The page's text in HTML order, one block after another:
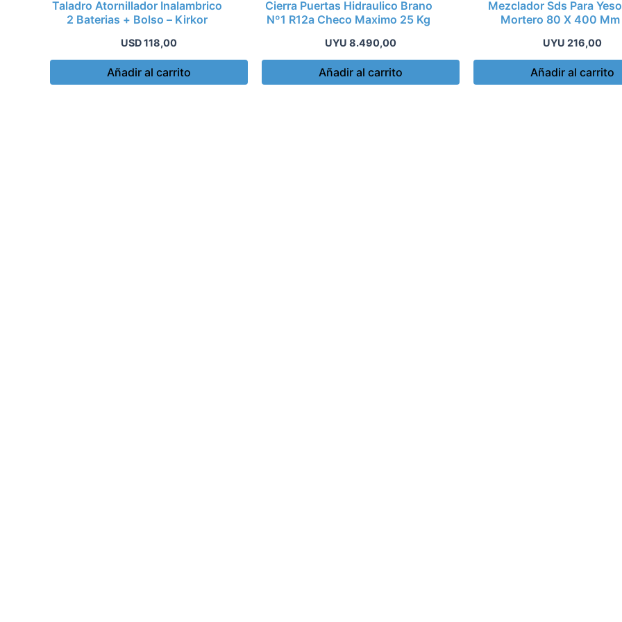
Taladro Atornillador Inalambrico
2 Baterias + Bolso – Kirkor
USD118,00
Añadir al carrito
Cierra Puertas Hidraulico Brano
Nº1 R12a Checo Maximo 25 Kg
UYU 8.490,00
Añadir al carrito
Mezclador Sds Para
Mortero 80 X 400 Mm
UYU 216,00
Añadir al carrito